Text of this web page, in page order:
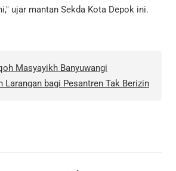
ujar mantan Sekda Kota Depok ini.
Masyayikh Banyuwangi
Larangan bagi Pesantren Tak Berizin